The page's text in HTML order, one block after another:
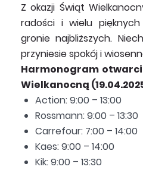
Z okazji Świąt
radości i wielu
gronie najbliższych.
przyniesie spokój i
Harmonogram
Wielkanocną
Action: 9:00 – 13:00
Rossmann: 9:00 – 13:30
Carrefour: 7:00 – 14:00
Kaes: 9:00 – 14:00
Kik: 9:00 – 13:30